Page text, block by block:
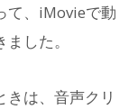
て、iMovieで動
した。
は、音声クリ